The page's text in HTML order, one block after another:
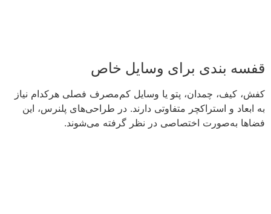
قفسه بندی برای وسایل خاص
کفش، کیف، چمدان، پتو یا وسایل کم‌مصرف فصلی هرکدام نیاز
به ابعاد و استراکچر متفاوتی دارند. در طراحی‌های پلنرس، این
فضاها به‌صورت اختصاصی در نظر گرفته می‌شوند.